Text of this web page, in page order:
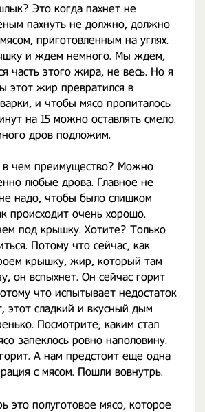
Это когда пахнет не
пахнуть не должно, должно
приготовленным на углях.
и ждем немного. Мы ждем,
часть этого жира, не весь. Но я
этот жир превратился в
и чтобы мясо пропиталось
на 15 можно оставлять смело.
дров подложим.
чем преимущество? Можно
любые дрова. Главное не
надо, чтобы было слишком
происходит очень хорошо.
под крышку. Хотите? Только
Потому что сейчас, как
крышку, жир, который там
он вспыхнет. Он сейчас горит
что испытывает недостаток
этот сладкий и вкусный дым
Посмотрите, каким стал
запеклось ровно наполовину.
А нам предстоит еще одна
с мясом. Пошли вовнутрь.
это полуготовое мясо, которое